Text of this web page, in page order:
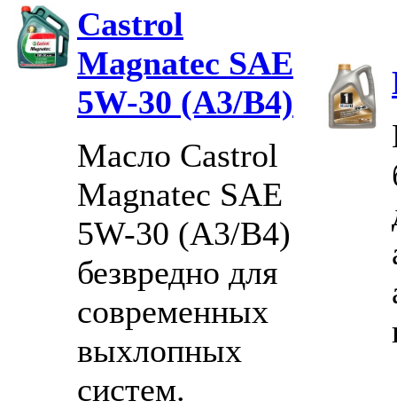
Castrol
Magnatec SAE
5W-30 (A3/B4)
Масло Castrol
Magnatec SAE
5W-30 (A3/B4)
безвредно для
современных
выхлопных
систем.